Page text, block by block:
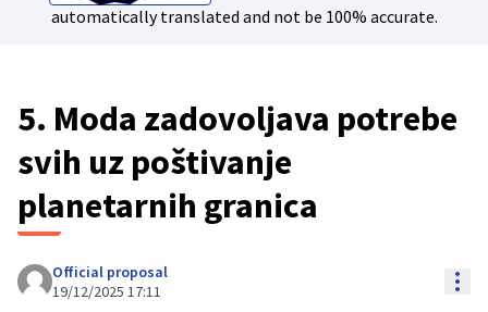
automatically translated and not be 100% accurate.
5. Moda zadovoljava potrebe
svih uz poštivanje
planetarnih granica
Official proposal
19/12/2025 17:11